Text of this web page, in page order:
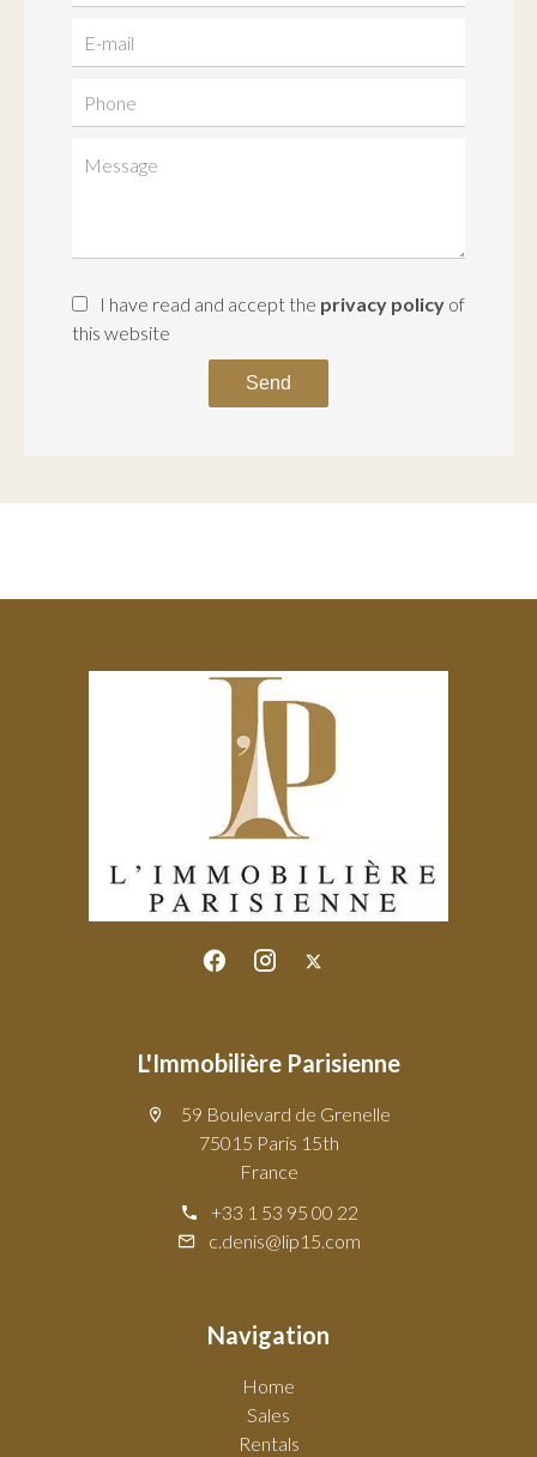
I have read and accept the privacy policy of
this website
Send
L'Immobilière Parisienne
59 Boulevard de Grenelle
75015 Paris 15th
France
+33 1 53 95 00 22
c.denis@lip15.com
Navigation
Home
Sales
Rentals